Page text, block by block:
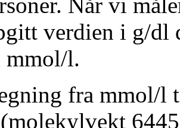
verdien i g/dl
mmol/l.
fra mmol/l